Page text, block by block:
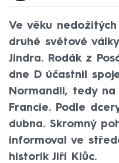
Ve věku
druhé světové
Jindra. Rodák z
dne D účastnil
Normandii, tedy
Francie. Podle
dubna. Skromný
informoval ve
historik Jiří Klůc.